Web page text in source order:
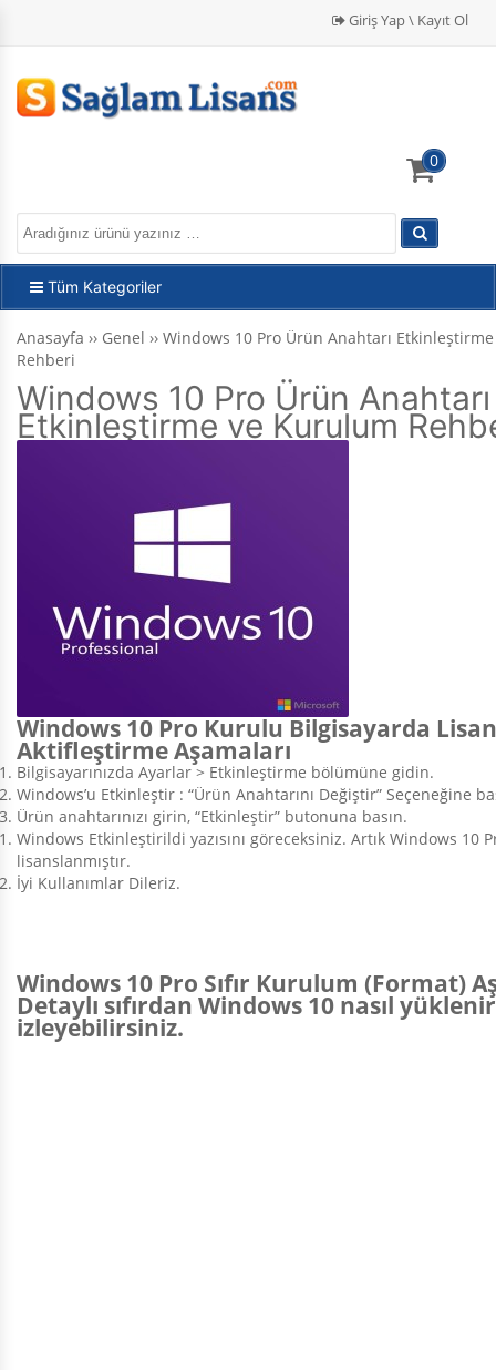
Giriş Yap \ Kayıt Ol
0
Tüm Kategoriler
Anasayfa ›› Genel ›› Windows 10 Pro Ürün Anahtarı
Rehberi
Windows 10 Pro Ürün Anahtarı
Etkinleştirme ve Kurulum
Windows 10 Pro Kurulu Bilgisayarda
Aktifleştirme Aşamaları
Bilgisayarınızda Ayarlar > Etkinleştirme bölümüne gidin.
Windows’u Etkinleştir : “Ürün Anahtarını Değiştir” Seçeneğine
Ürün anahtarınızı girin, “Etkinleştir” butonuna basın.
Windows Etkinleştirildi yazısını göreceksiniz. Artık Windows 10
lisanslanmıştır.
İyi Kullanımlar Dileriz.
Windows 10 Pro Sıfır Kurulum (Format)
Detaylı sıfırdan Windows 10 nasıl
izleyebilirsiniz.